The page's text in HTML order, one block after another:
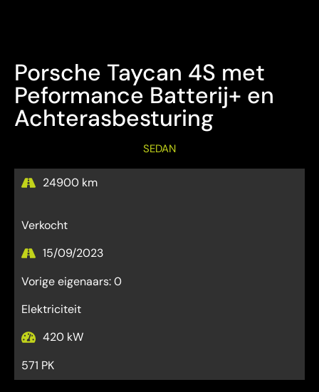
Porsche Taycan 4S met
Peformance Batterij+ en
Achterasbesturing
SEDAN
24900 km
Verkocht
15/09/2023
Vorige eigenaars: 0
Elektriciteit
420 kW
571 PK